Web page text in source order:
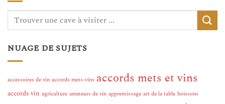
NUAGE DE SUJETS
accessoires de vin accords mets-vins accords mets et vins
accords vin agriculture amateurs de vin apprentissage art de la table boissons